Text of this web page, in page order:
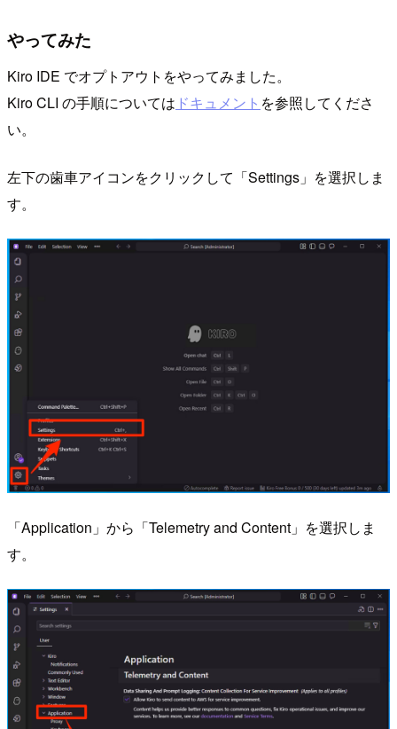
やってみた
Kiro IDE でオプトアウトをやってみました。
Kiro CLI の手順については ドキュメント を参照してくださ
い。
左下の歯車アイコンをクリックして「Settings」を選択しま
す。
「Application」から「Telemetry and Content」を選択しま
す。